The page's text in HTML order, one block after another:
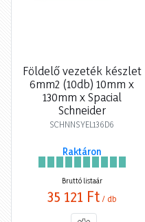
Földelő vezeték készlet
6mm2 (10db) 10mm x
130mm x Spacial
Schneider
SCHNNSYEL136D6
Raktáron
Bruttó listaár
35 121 Ft / db